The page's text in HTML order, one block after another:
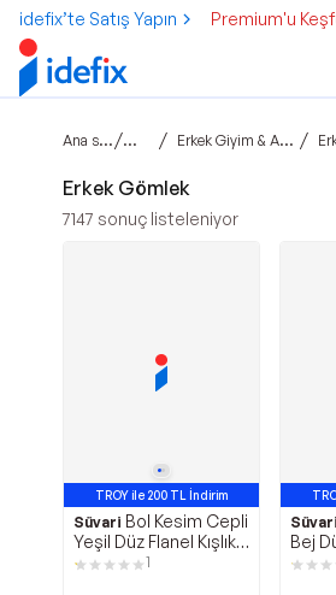
idefix’te Satış Yapın Premium'u
Ana sayfa /Moda
/ Erkek Giyim & Aksesuar /
Erkek Gömlek
7147 sonuç listeleniyor
TROY ile 200 TL İndirim
Süvari Bol Kesim Cepli
Yeşil Düz Flanel Kışlık
Erkek Gömlek
1
Süvari
Bej
Erkek